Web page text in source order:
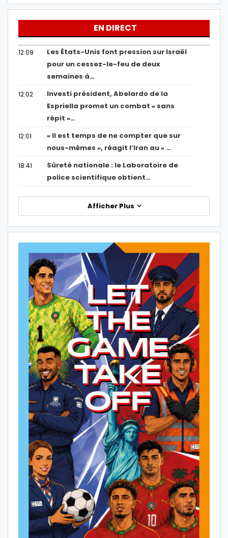
EN DIRECT
12:09
Les États-Unis font pression sur Israël
pour un cessez-le-feu de deux
semaines à…
12:02
Investi président, Abelardo de la
Espriella promet un combat « sans
répit »…
12:01
« Il est temps de ne compter que sur
nous-mêmes », réagit l’Iran au « …
18:41
Sûreté nationale : le Laboratoire de
police scientifique obtient…
Afficher Plus